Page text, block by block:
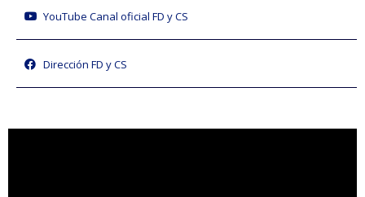
YouTube Canal oficial FD y CS
Dirección FD y CS